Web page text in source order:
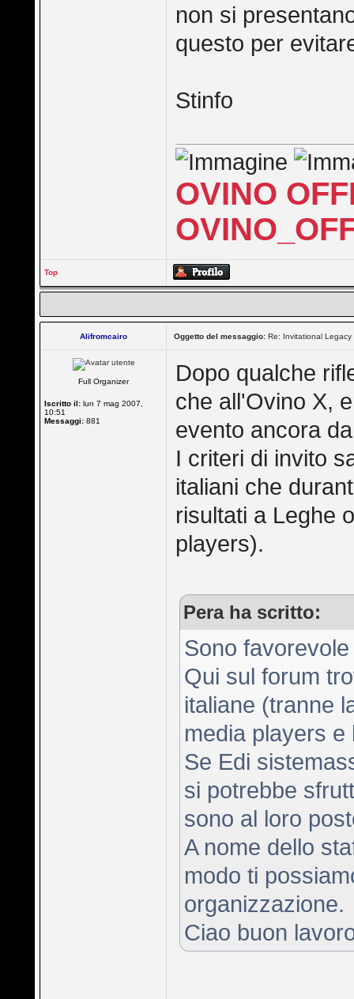
non si
questo per
Stinfo
OVINO
Top
Alifromcairo Oggetto del messaggio: Re: Invitational
Full Organizer
Iscritto il: lun 7 mag 2007,
10:51
Messaggi: 881
Dopo qualche
che all'Ovino X,
evento ancora
I criteri di invito
italiani che
risultati a Leghe
players).
Pera ha scritto:
Sono
Qui sul forum
italiane (tranne
media players e
Se Edi
si potrebbe
sono al loro
A nome dello
modo ti
organizzazione.
Ciao buon